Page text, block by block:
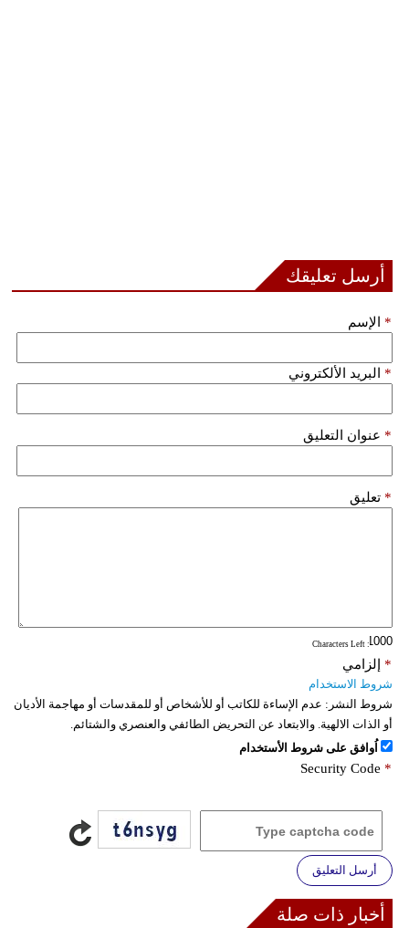
أرسل تعليقك
الإسم *
البريد الألكتروني *
عنوان التعليق *
تعليق *
: Characters Left
إلزامي *
شروط الاستخدام
شروط النشر: عدم الإساءة للكاتب أو للأشخاص أو للمقدسات أو مهاجمة الأديان
أو الذات الالهية. والابتعاد عن التحريض الطائفي والعنصري والشتائم.
اُوافق على شروط الأستخدام
Security Code *
أرسل التعليق
أخبار ذات صلة